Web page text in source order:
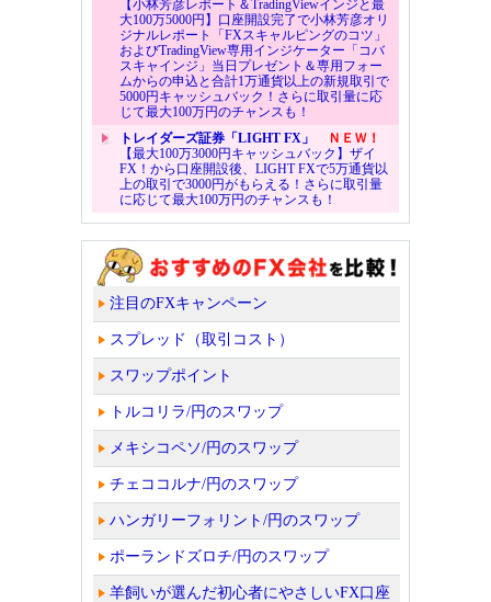
【小林芳彦レポート＆TradingViewインジと最
大100万5000円】口座開設完了で小林芳彦オリ
ジナルレポート「FXスキャルピングのコツ」
およびTradingView専用インジケーター「コバ
スキャインジ」当日プレゼント＆専用フォー
ムからの申込と合計1万通貨以上の新規取引で
5000円キャッシュバック！さらに取引量に応
じて最大100万円のチャンスも！
トレイダーズ証券「LIGHT FX」
ＮＥＷ！
【最大100万3000円キャッシュバック】ザイ
FX！から口座開設後、LIGHT FXで5万通貨以
上の取引で3000円がもらえる！さらに取引量
に応じて最大100万円のチャンスも！
注目のFXキャンペーン
スプレッド（取引コスト）
スワップポイント
トルコリラ/円のスワップ
メキシコペソ/円のスワップ
チェココルナ/円のスワップ
ハンガリーフォリント/円のスワップ
ポーランドズロチ/円のスワップ
羊飼いが選んだ初心者にやさしいFX口座